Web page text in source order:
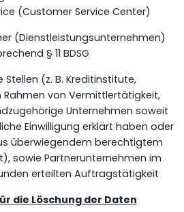
(Customer Service Center)
(Dienstleistungsunternehmen)
§ 11 BDSG
Stellen (z. B. Kreditinstitute,
Rahmen von Vermittlertätigkeit,
Unternehmen soweit
Einwilligung erklärt haben oder
überwiegendem berechtigtem
sowie Partnerunternehmen im
erteilten Auftragstätigkeit
die Löschung der Daten